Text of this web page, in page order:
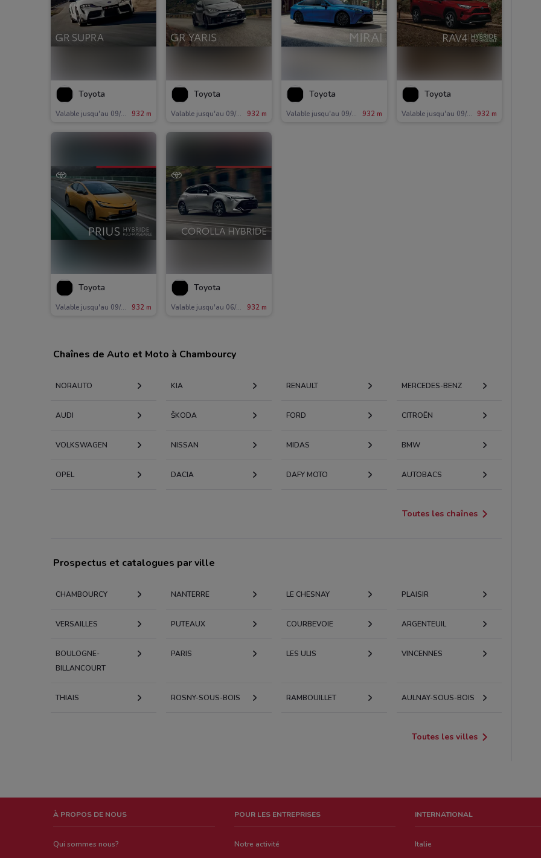
Toyota
Valable jusqu'au 09/06 932 m
Toyota
Valable jusqu'au 09/06 932 m
Toyota
Valable jusqu'au 09/06 932 m
Toyota
Valable jusqu'au 09/06 932 m
Toyota
Valable jusqu'au 09/06 932 m
Toyota
Valable jusqu'au 06/03 932 m
Chaînes de Auto et Moto à Chambourcy
NORAUTO KIA RENAULT MERCEDES-BENZ
AUDI KODA FORD CITROËN
VOLKSWAGEN NISSAN MIDAS BMW
OPEL DACIA DAFY MOTO AUTOBACS
Toutes les chaînes
Prospectus et catalogues par ville
CHAMBOURCY NANTERRE LE CHESNAY PLAISIR
VERSAILLES PUTEAUX COURBEVOIE ARGENTEUIL
BOULOGNE-
BILLANCOURT
PARIS LES ULIS VINCENNES
THIAIS ROSNY-SOUS-BOIS RAMBOUILLET AULNAY-SOUS-BOIS
Toutes les villes
À PROPOS DE NOUS
Qui sommes nous?
POUR LES ENTREPRISES
Notre activité
INTERNATIONAL
Italie